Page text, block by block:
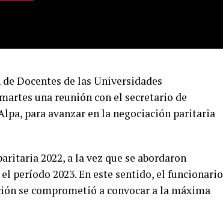
Docentes de las Universidades
una reunión con el secretario de
para avanzar en la negociación paritaria
2022, a la vez que se abordaron
período 2023. En este sentido, el funcionario
se comprometió a convocar a la máxima